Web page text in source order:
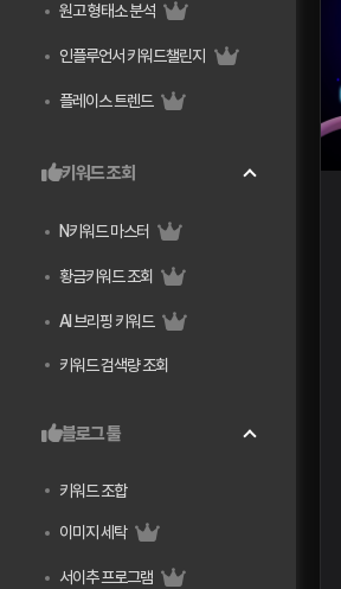
원고 형태소 분석
인플루언서 키워드챌린지
플레이스 트렌드
키워드 조회
N키워드 마스터
황금키워드 조회
AI 브리핑 키워드
키워드 검색량 조회
블로그 툴
키워드 조합
이미지 세탁
서이추 프로그램